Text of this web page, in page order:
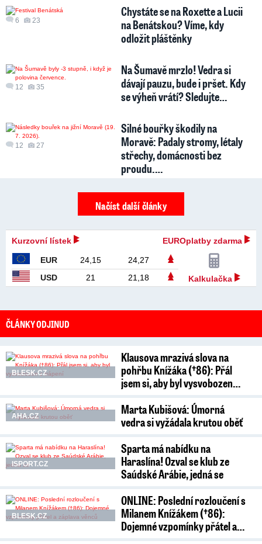
6 23
Chystáte se na Roxette a Lucii
na Benátskou? Víme, kdy
odložit pláštěnky
12 35
Na Šumavě mrzlo! Vedra si
dávají pauzu, bude i pršet. Kdy
se výheň vrátí? Sledujte…
12 27
Silné bouřky škodily na
Moravě: Padaly stromy, létaly
střechy, domácnosti bez
proudu.…
Načíst další články
Kurzovní lístek EUROplatby zdarma
EUR 24,15
24,27
USD
21 21,18 Kalkulačka
ČLÁNKY ODJINUD
BLESK.CZ
Klausova mrazivá slova na
pohřbu Knížáka (†86): Přál
jsem si, aby byl vysvobozen…
AHA.CZ
Marta Kubišová: Úmorná
vedra si vyžádala krutou oběť
ISPORT.CZ
Sparta má nabídku na
Haraslína! Ozval se klub ze
Saúdské Arábie, jedná se
BLESK.CZ
ONLINE: Poslední rozloučení s
Milanem Knížákem (†86):
Dojemné vzpomínky přátel a…